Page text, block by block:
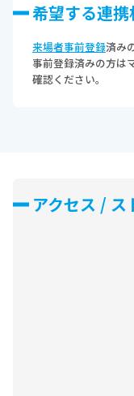
希望する連携
来場者事前登録済み
事前登録済みの方は
確認ください。
アクセス / ス